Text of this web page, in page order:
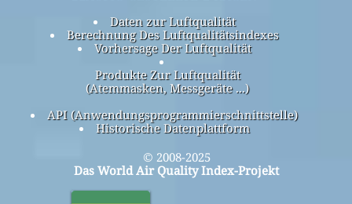
Daten zur Luftqualität
Berechnung Des Luftqualitätsindexes
Vorhersage Der Luftqualität
Produkte Zur Luftqualität
(Atemmasken, Messgeräte ...)
API (Anwendungsprogrammierschnittstelle)
Historische Datenplattform
© 2008-2025
Das World Air Quality Index-Projekt